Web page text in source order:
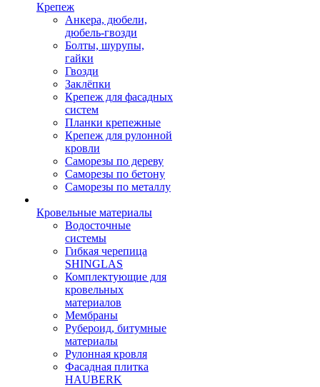
Крепеж
Анкера, дюбели,
дюбель-гвозди
Болты, шурупы,
гайки
Гвозди
Заклёпки
Крепеж для фасадных
систем
Планки крепежные
Крепеж для рулонной
кровли
Саморезы по дереву
Саморезы по бетону
Саморезы по металлу
Кровельные материалы
Водосточные
системы
Гибкая черепица
SHINGLAS
Комплектующие для
кровельных
материалов
Мембраны
Рубероид, битумные
материалы
Рулонная кровля
Фасадная плитка
HAUBERK